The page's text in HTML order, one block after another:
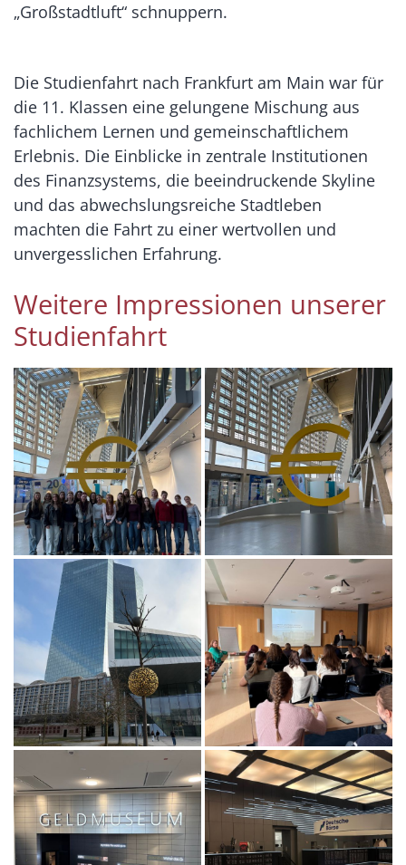
„Großstadtluft“ schnuppern.
Die Studienfahrt nach Frankfurt am Main war für
die 11. Klassen eine gelungene Mischung aus
fachlichem Lernen und gemeinschaftlichem
Erlebnis. Die Einblicke in zentrale Institutionen
des Finanzsystems, die beeindruckende Skyline
und das abwechslungsreiche Stadtleben
machten die Fahrt zu einer wertvollen und
unvergesslichen Erfahrung.
Weitere Impressionen unserer
Studienfahrt